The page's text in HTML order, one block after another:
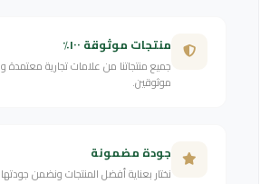
منتجات موثوقة ١٠٠٪
جميع منتجاتنا من علامات تجارية
موثوقين.
جودة مضمونة
نختار بعناية أفضل المنتجات ونضمن